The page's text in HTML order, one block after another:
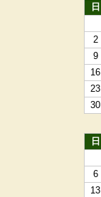
日
2
9
16
23
30
日
6
13